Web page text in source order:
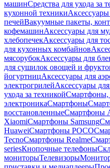
машинСредства для ухода за
кухонной техники
печейВакуумные пакеты,
кофемашинАксессуары для
хлебопечекАксессуары для
для кухонных комбайнов
мясорубокАксессуары для
для сушилок овощей и
йогуртницАксессуары для
электрогрилейАксессуары
ухода за техникой
электроникаСмартфоны
восстановленныеСмартфоны
XiaomiСмартфоны Samsung
HuaweiСмартфоны POCO
TecnoСмартфоны Realme
seriesКнопочные телефоны
мониторыТелевизоры